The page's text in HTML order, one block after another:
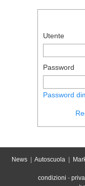
Utente
Password
Password
News| Autoscuola|
condizioni -